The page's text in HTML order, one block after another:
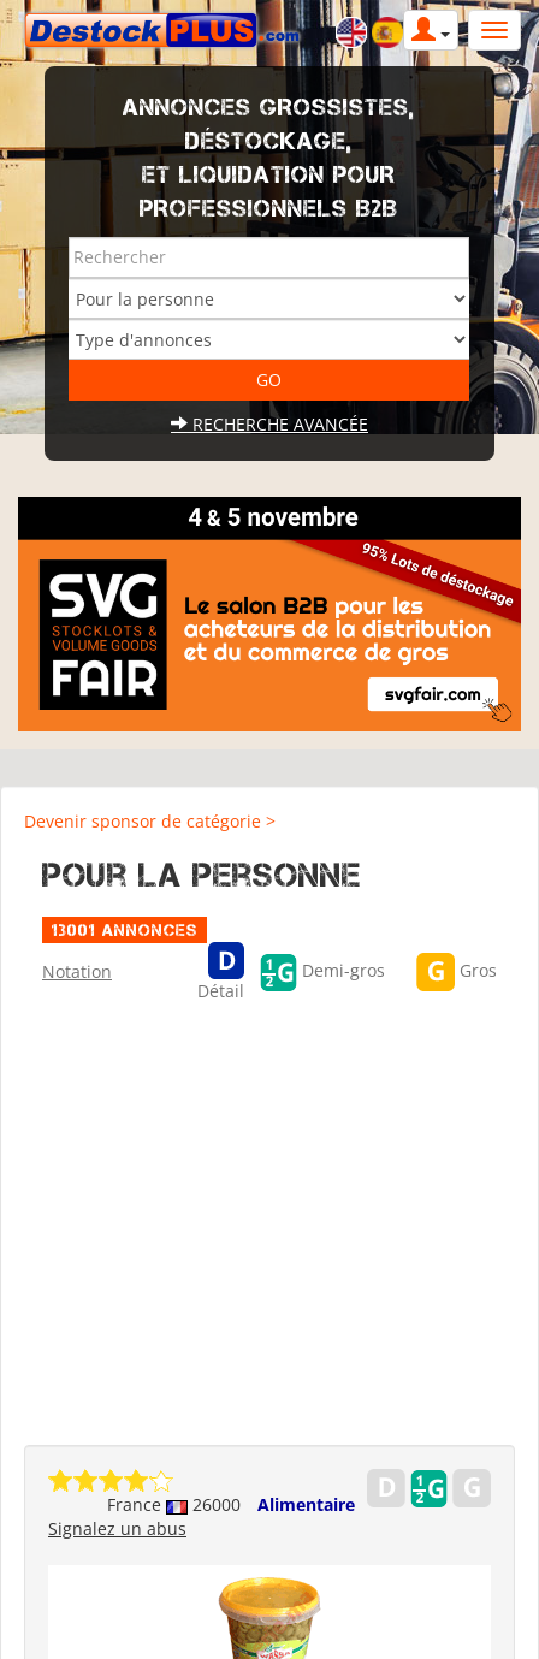
ANNONCES GROSSISTES,
DÉSTOCKAGE,
ET LIQUIDATION POUR
PROFESSIONNELS B2B
RECHERCHE AVANCÉE
Devenir sponsor de catégorie >
Pour la personne
13001 Annonces
Notation
Détail
Demi-gros Gros
France 26000
Alimentaire
Signalez un abus